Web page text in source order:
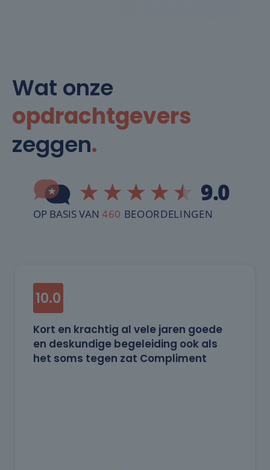
Wat onze
opdrachtgevers
zeggen.
10.0
Kort en krachtig al vele jaren goede
en deskundige begeleiding ook als
het soms tegen zat Compliment